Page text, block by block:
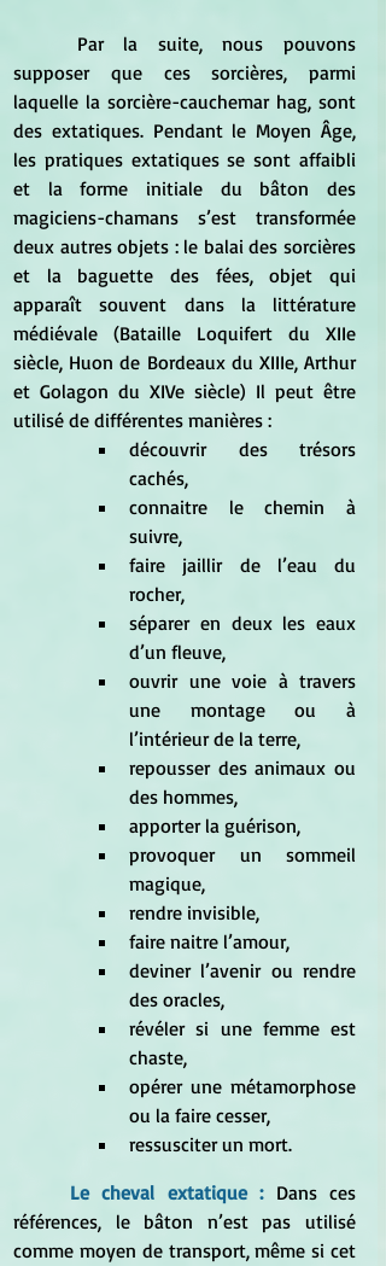
supposer que ces sorcières, parmi
laquelle la sorcière-cauchemar hag, sont
des extatiques. Pendant le Moyen Âge,
les pratiques extatiques se sont affaibli
et la forme initiale du bâton des
magiciens-chamans s’est transformée
deux autres objets : le balai des sorcières
et la baguette des fées, objet qui
apparaît souvent dans la littérature
médiévale (Bataille Loquifert du XIIe
siècle, Huon de Bordeaux du XIIIe, Arthur
et Golagon du XIVe siècle) Il peut être
utilisé de différentes manières :
découvrir des trésors
cachés,
connaitre le chemin à
suivre,
faire jaillir de l’eau du
rocher,
séparer en deux les eaux
d’un fleuve,
ouvrir une voie à travers
une montage ou à
l’intérieur de la terre,
repousser des animaux ou
des hommes,
apporter la guérison,
provoquer un sommeil
magique,
rendre invisible,
faire naitre l’amour,
deviner l’avenir ou rendre
des oracles,
révéler si une femme est
chaste,
opérer une métamorphose
ou la faire cesser,
ressusciter un mort.
Le cheval extatique : Dans ces
références, le bâton n’est pas utilisé
comme moyen de transport, même si cet